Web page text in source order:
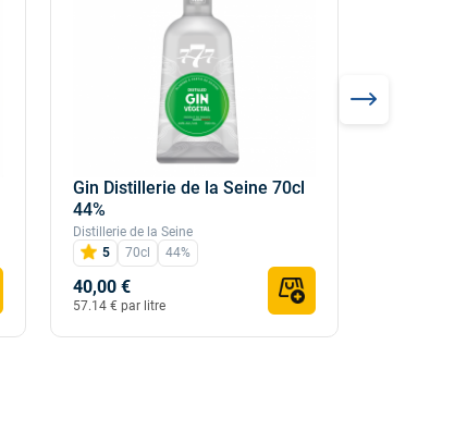
Gin Distillerie de la Seine 70cl
44%
Distillerie de la Seine
5
70cl 44%
40,00 €
57.14 € par litre